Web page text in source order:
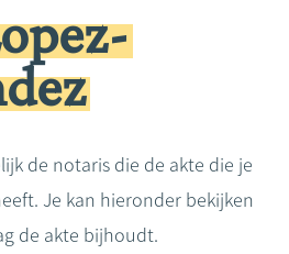
de notaris die de akte die je
Je kan hieronder bekijken
de akte bijhoudt.